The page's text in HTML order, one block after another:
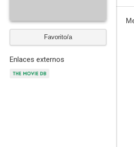
Favorito/a
Enlaces externos